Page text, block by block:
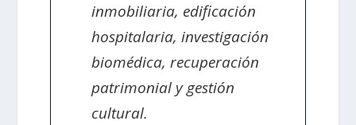
inmobiliaria, edificación
hospitalaria, investigación
biomédica, recuperación
patrimonial y gestión
cultural.